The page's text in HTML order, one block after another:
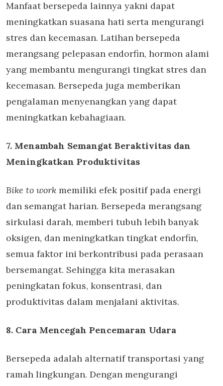
Manfaat bersepeda lainnya yakni dapat
meningkatkan suasana hati serta mengurangi
stres dan kecemasan. Latihan bersepeda
merangsang pelepasan endorfin, hormon alami
yang membantu mengurangi tingkat stres dan
kecemasan. Bersepeda juga memberikan
pengalaman menyenangkan yang dapat
meningkatkan kebahagiaan.
7. Menambah Semangat Beraktivitas dan
Meningkatkan Produktivitas
Bike to work memiliki efek positif pada energi
dan semangat harian. Bersepeda merangsang
sirkulasi darah, memberi tubuh lebih banyak
oksigen, dan meningkatkan tingkat endorfin,
semua faktor ini berkontribusi pada perasaan
bersemangat. Sehingga kita merasakan
peningkatan fokus, konsentrasi, dan
produktivitas dalam menjalani aktivitas.
8. Cara Mencegah Pencemaran Udara
Bersepeda adalah alternatif transportasi yang
ramah lingkungan. Dengan mengurangi